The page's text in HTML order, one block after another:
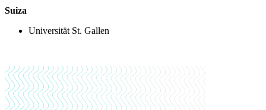
Suiza
Universität St. Gallen